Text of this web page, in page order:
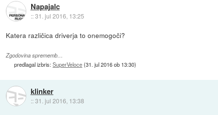
Napajalc
::31. jul 2016, 13:25
Katera različica driverja to onemogoči?
Zgodovina sprememb…
predlagal izbris:SuperVeloce(31. jul 2016 ob 13:30)
klinker
::31. jul 2016, 13:38